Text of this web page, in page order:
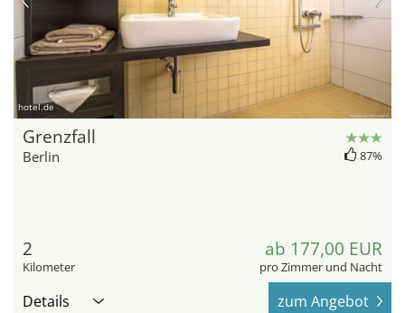
hotel.de
Grenzfall
Berlin 87%
2
Kilometer
ab 177,00 EUR
pro Zimmer und Nacht
Details zum Angebot